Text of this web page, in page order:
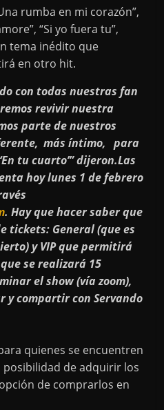
rumba en mi corazón”,
“Si yo fuera tu”,
tema inédito que
en otro hit.
con todas nuestras fan
revivir nuestra
parte de nuestros
más íntimo, para
tu cuarto’” dijeron.Las
hoy lunes 1 de febrero
. Hay que hacer saber que
tickets: General (que es
y VIP que permitirá
se realizará 15
el show (vía zoom),
y compartir con Servando
quienes se encuentren
posibilidad de adquirir los
de comprarlos en